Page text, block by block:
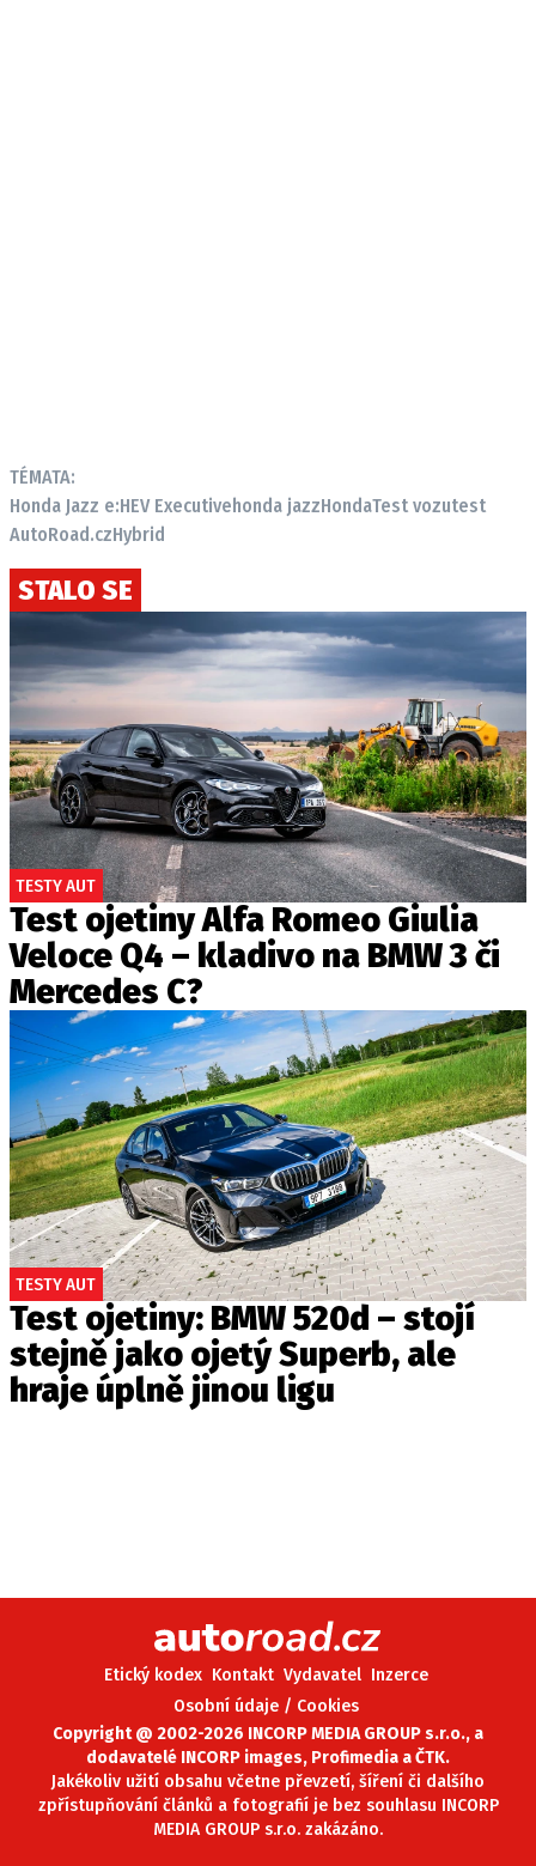
TÉMATA:
Honda Jazz e:HEV Executivehonda jazzHondaTest vozutest
AutoRoad.czHybrid
STALO SE
TESTY AUT
Test ojetiny Alfa Romeo Giulia
Veloce Q4 – kladivo na BMW 3 či
Mercedes C?
TESTY AUT
Test ojetiny: BMW 520d – stojí
stejně jako ojetý Superb, ale
hraje úplně jinou ligu
Etický kodex Kontakt Vydavatel Inzerce
Osobní údaje / Cookies
Copyright @ 2002-2026 INCORP MEDIA GROUP s.r.o., a
dodavatelé INCORP images, Profimedia a ČTK.
Jakékoliv užití obsahu včetne převzetí, šíření či dalšího
zpřístupňování článků a fotografií je bez souhlasu INCORP
MEDIA GROUP s.r.o. zakázáno.